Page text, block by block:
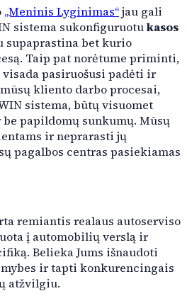
galią, kad pagerintumėte
įprastas užduotis ir
plovykla visų tipų transporto
„Meninis Lyginimas“jau gali
sistema sukonfiguruotukasos
supaprastina bet kurio
Taip pat norėtume priminti,
visada pasiruošusi padėti ir
kliento darbo procesai,
sistema, būtų visuomet
papildomų sunkumų. Mūsų
ir neprarasti jų
pagalbos centras pasiekiamas
remiantis realaus autoserviso
į automobilių verslą ir
Belieka Jums išnaudoti
ir tapti konkurencingais
atžvilgiu.